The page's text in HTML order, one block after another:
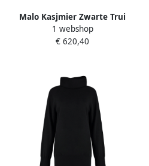
Malo Kasjmier Zwarte Trui
Gemaakt in Italië Black
Dames
1 webshop
€ 620,40